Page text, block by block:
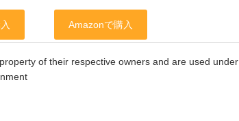
of their respective owners and are used under